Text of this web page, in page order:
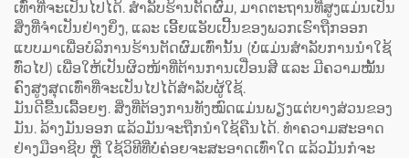
ເທົ່າທີ່ຈະເປັນໄປໄດ້. ສຳລັບຮ້ານຕັດຜົມ, ມາດຕະຖານທີ່ສູງແມ່ນເປັນ
ສິ່ງທີ່ຈຳເປັນຢ່າງຍິ່ງ, ແລະ ເອີ້ຍແອັບເປີ້ນຂອງພວກເຮົາຖືກອອກ
ແບບມາເພື່ອບໍລິການຮ້ານຕັດຜົມເທົ່ານັ້ນ (ບໍ່ແມ່ນສຳລັບການນຳໃຊ້
ທົ່ວໄປ) ເພື່ອໃຫ້ເປັນຜິວໜ້າທີ່ຕ້ານການເປື່ອນສີ ແລະ ມີຄວາມໝັ້ນ
ຄົງສູງສຸດເທົ່າທີ່ຈະເປັນໄປໄດ້ສຳລັບຜູ້ໃຊ້.
ມັນດີຂື້ນເລື້ອຍໆ. ສິ່ງທີ່ຕ້ອງການທັງໝົດແມ່ນພຽງແຕ່ບາງສ່ວນຂອງ
ມັນ. ລ້າງມັນອອກ ແລ້ວມັນຈະຖືກນຳໃຊ້ຄືນໄດ້. ທຳຄວາມສະອາດ
ຢ່າງມືອາຊີບ ຫຼື ໃຊ້ວິທີທີ່ບໍ່ຄ່ອຍຈະສະອາດເທົ່າໃດ ແລ້ວມັນກໍຈະ